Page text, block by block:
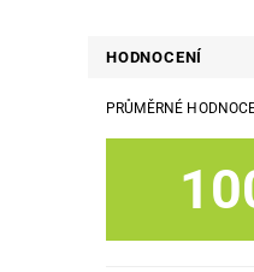
HODNOCENÍ
PRŮMĚRNÉ